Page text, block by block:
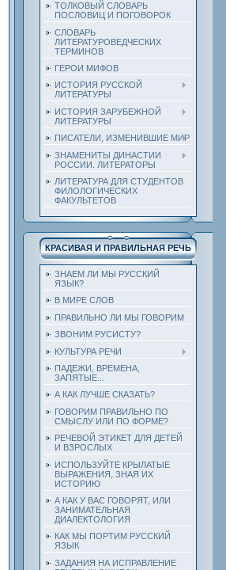
ТОЛКОВЫЙ СЛОВАРЬ
ПОСЛОВИЦ И ПОГОВОРОК
СЛОВАРЬ
ЛИТЕРАТУРОВЕДЧЕСКИХ
ТЕРМИНОВ
ГЕРОИ МИФОВ
ИСТОРИЯ РУССКОЙ
ЛИТЕРАТУРЫ
ИСТОРИЯ ЗАРУБЕЖНОЙ
ЛИТЕРАТУРЫ
ПИСАТЕЛИ, ИЗМЕНИВШИЕ МИР
ЗНАМЕНИТЫ ДИНАСТИИ
РОССИИ. ЛИТЕРАТОРЫ
ЛИТЕРАТУРА ДЛЯ СТУДЕНТОВ
ФИЛОЛОГИЧЕСКИХ
ФАКУЛЬТЕТОВ
КРАСИВАЯ И ПРАВИЛЬНАЯ РЕЧЬ
ЗНАЕМ ЛИ МЫ РУССКИЙ
ЯЗЫК?
В МИРЕ СЛОВ
ПРАВИЛЬНО ЛИ МЫ ГОВОРИМ
ЗВОНИМ РУСИСТУ?
КУЛЬТУРА РЕЧИ
ПАДЕЖИ, ВРЕМЕНА,
ЗАПЯТЫЕ...
А КАК ЛУЧШЕ СКАЗАТЬ?
ГОВОРИМ ПРАВИЛЬНО ПО
СМЫСЛУ ИЛИ ПО ФОРМЕ?
РЕЧЕВОЙ ЭТИКЕТ ДЛЯ ДЕТЕЙ
И ВЗРОСЛЫХ
ИСПОЛЬЗУЙТЕ КРЫЛАТЫЕ
ВЫРАЖЕНИЯ, ЗНАЯ ИХ
ИСТОРИЮ
А КАК У ВАС ГОВОРЯТ, ИЛИ
ЗАНИМАТЕЛЬНАЯ
ДИАЛЕКТОЛОГИЯ
КАК МЫ ПОРТИМ РУССКИЙ
ЯЗЫК
ЗАДАНИЯ НА ИСПРАВЛЕНИЕ